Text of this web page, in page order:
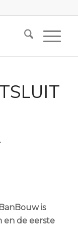
is
en de eerste